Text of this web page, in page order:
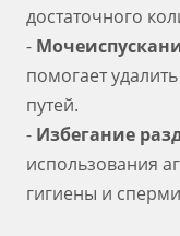
достаточного
-
помогает
путей.
- Избегание
использования
гигиены и